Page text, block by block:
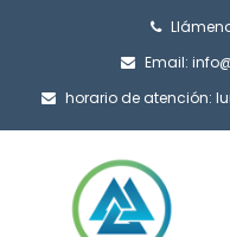
Email:
horario de atención: